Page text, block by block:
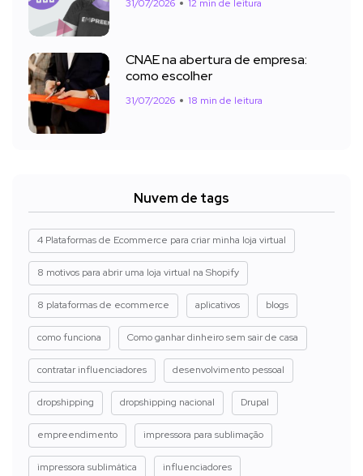
31/07/2026 12 min de leitura
CNAE na abertura de empresa:
como escolher
31/07/2026 18 min de leitura
Nuvem de tags
4 Plataformas de Ecommerce para criar minha loja virtual
8 motivos para abrir uma loja virtual na Shopify
8 plataformas de ecommerce aplicativos blogs
como funciona Como ganhar dinheiro sem sair de casa
contratar influenciadores desenvolvimento pessoal
dropshipping dropshipping nacional Drupal
empreendimento impressora para sublimação
impressora sublimática influenciadores